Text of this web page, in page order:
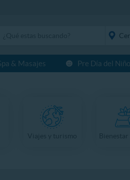
& Masajes Pre Día del Niño